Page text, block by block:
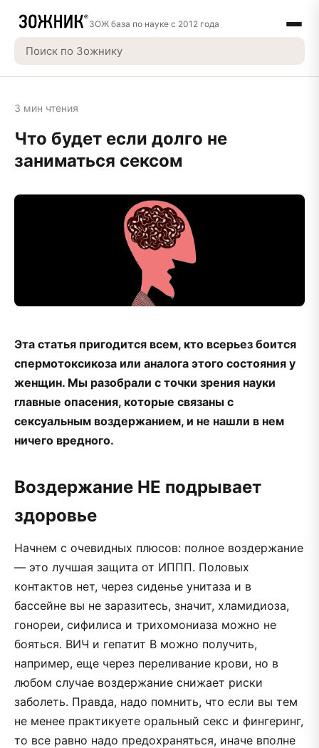
ЗОЖ база по науке с 2012 года
3 мин чтения
Что будет если долго не
заниматься сексом
Эта статья пригодится всем, кто всерьез боится
спермотоксикоза или аналога этого состояния у
женщин. Мы разобрали с точки зрения науки
главные опасения, которые связаны с
сексуальным воздержанием, и не нашли в нем
ничего вредного.
Воздержание НЕ подрывает
здоровье
Начнем с очевидных плюсов: полное воздержание
— это лучшая защита от ИППП. Половых
контактов нет, через сиденье унитаза и в
бассейне вы не заразитесь, значит, хламидиоза,
гонореи, сифилиса и трихомониаза можно не
бояться. ВИЧ и гепатит B можно получить,
например, еще через переливание крови, но в
любом случае воздержание снижает риски
заболеть. Правда, надо помнить, что если вы тем
не менее практикуете оральный секс и фингеринг,
то все равно надо предохраняться, иначе вполне